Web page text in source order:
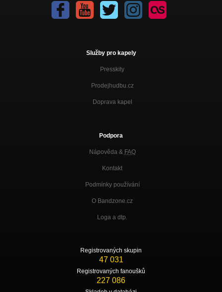
Služby pro kapely
Presskity
Prodejhudbu.cz
Doprava kapel
Podpora
Nápověda & FAQ
Kontakt
Podmínky používání
O Bandzone.cz
Loga a dtp.
Registrovaných skupin
47 031
Registrovaných fanoušků
227 086